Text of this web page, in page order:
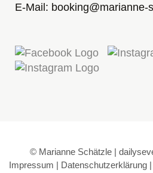
E-Mail: booking@marianne-
© Marianne Schätzle |
Impressum | Datenschutzerklärung |